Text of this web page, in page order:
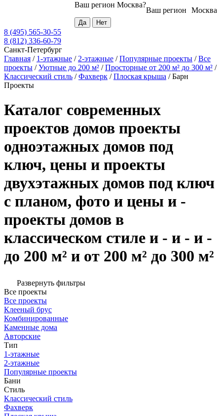
Москва
Ваш регион
Ваш регион Москва?
8 (495) 565-30-55
8 (812) 336-60-79
Санкт-Петербург
Главная / 1-этажные / 2-этажные /Популярные проекты /Все
проекты /Уютные до 200 м² /Просторные от 200 м² до 300 м² /
Классический стиль /Фахверк /Плоская крыша /Барн
Проекты
Каталог современных
проектов домов проекты
одноэтажных домов под
ключ, цены и проекты
двухэтажных домов под ключ
с планом, фото и цены и -
проекты домов в
классическом стиле и - и - и -
до 200 м² и от 200 м² до 300 м²
Развернуть фильтры
Все проекты
Все проекты
Клееный брус
Комбинированные
Каменные дома
Авторские
Тип
1-этажные
2-этажные
Популярные проекты
Бани
Стиль
Классический стиль
Фахверк